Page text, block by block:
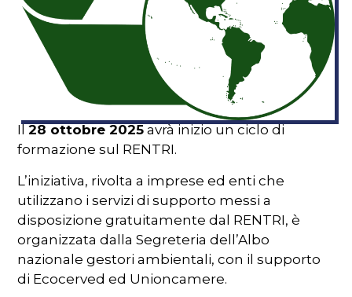
Il28 ottobre 2025 avrà inizio un ciclo di
formazione sul RENTRI.
L’iniziativa, rivolta a imprese ed enti che
utilizzano i servizi di supporto messi a
disposizione gratuitamente dal RENTRI, è
organizzata dalla Segreteria dell’Albo
nazionale gestori ambientali, con il supporto
di Ecocerved ed Unioncamere.